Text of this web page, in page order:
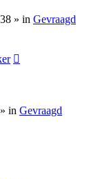
» in Gevraagd
in Gevraagd